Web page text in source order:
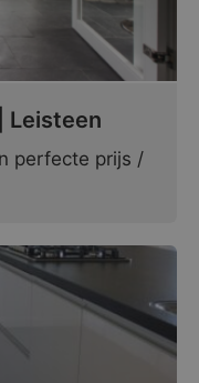
Leisteen
perfecte prijs /